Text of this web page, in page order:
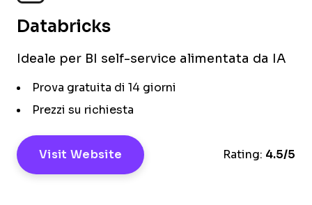
Databricks
Ideale per BI self-service alimentata da IA
Prova gratuita di 14 giorni
Prezzi su richiesta
Visit Website Rating: 4.5/5